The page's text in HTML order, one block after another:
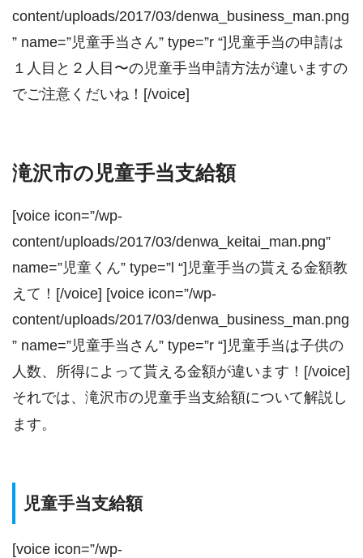
content/uploads/2017/03/denwa_business_man.png
” name=”児童手当さん” type=”r “]児童手当の申請は
１人目と２人目〜の児童手当申請方法が違いますの
でご注意くだいね！[/voice]
滝沢市の児童手当支給額
[voice icon=”/wp-
content/uploads/2017/03/denwa_keitai_man.png”
name=”児童くん” type=”l “]児童手当の貰える金額教
えて！[/voice] [voice icon=”/wp-
content/uploads/2017/03/denwa_business_man.png
” name=”児童手当さん” type=”r “]児童手当は子供の
人数、所得によって貰える金額が違います！[/voice]
それでは、滝沢市の児童手当支給額について解説し
ます。
児童手当支給額
[voice icon=”/wp-